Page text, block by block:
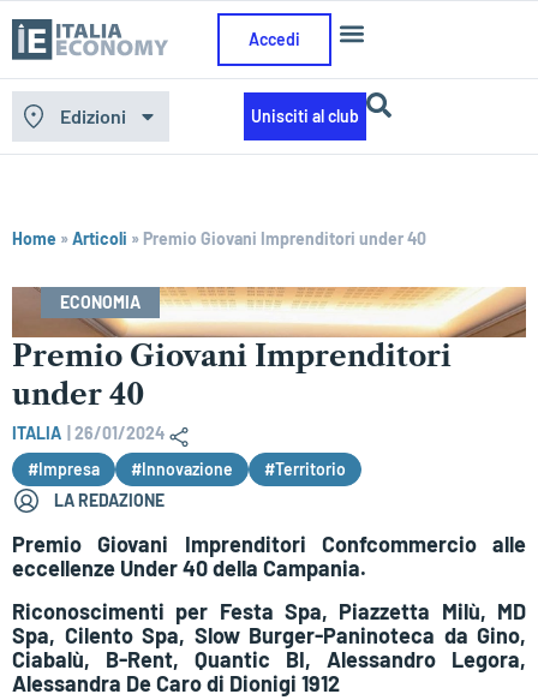
Accedi
Edizioni Unisciti al club
Home »Articoli » Premio Giovani Imprenditori under 40
ECONOMIA
Premio Giovani Imprenditori
under 40
ITALIA
26/01/2024
#Impresa
#Innovazione
#Territorio
LA REDAZIONE
Premio Giovani Imprenditori Confcommercio alle
eccellenze Under 40 della Campania.
Riconoscimenti per Festa Spa, Piazzetta Milù, MD
Spa, Cilento Spa, Slow Burger-Paninoteca da Gino,
Ciabalù, B-Rent, Quantic BI, Alessandro Legora,
Alessandra De Caro di Dionigi 1912